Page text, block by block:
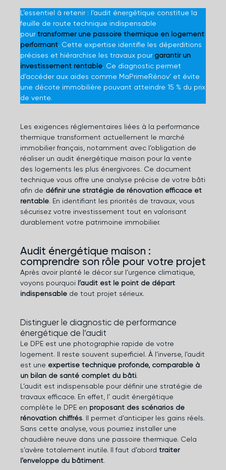
L’essentiel à retenir : l’audit énergétique constitue la
feuille de route technique indispensable
pour transformer une passoire thermique en logement
performant. Cette expertise identifie les déperditions
précises et hiérarchise les travaux pour garantir un
investissement rentable. Ce diagnostic permet
d’accéder aux aides comme MaPrimeRénov’ et évite
une décote immobilière pouvant atteindre 15 % du prix
de vente.
Les exigences réglementaires liées à la performance
thermique transforment actuellement le marché
immobilier français, notamment avec l’obligation de
réaliser un audit énergétique maison pour la vente
des logements les plus énergivores. Ce document
technique vous offre une analyse précise de votre bâti
afin de définir une stratégie de rénovation efficace et
rentable. En identifiant les priorités de travaux, vous
sécurisez votre investissement tout en valorisant
durablement votre patrimoine immobilier.
Audit énergétique maison :
comprendre son rôle pour votre projet
Après avoir planté le décor sur l’urgence climatique,
voyons pourquoi l’audit est le point de départ
indispensable de tout projet sérieux.
Distinguer le diagnostic de performance
énergétique de l’audit
Le DPE est une photographie rapide de votre
logement. Il reste souvent superficiel. À l’inverse, l’audit
est une expertise technique profonde, comparable à
un bilan de santé complet du bâti.
L’audit est indispensable pour définir une stratégie de
travaux efficace. En effet, l’ audit énergétique
complète le DPE en proposant des scénarios de
rénovation chiffrés. Il permet d’anticiper les gains réels.
Sans cette analyse, vous pourriez installer une
chaudière neuve dans une passoire thermique. Cela
s’avère totalement inutile. Il faut d’abord traiter
l’enveloppe du bâtiment.